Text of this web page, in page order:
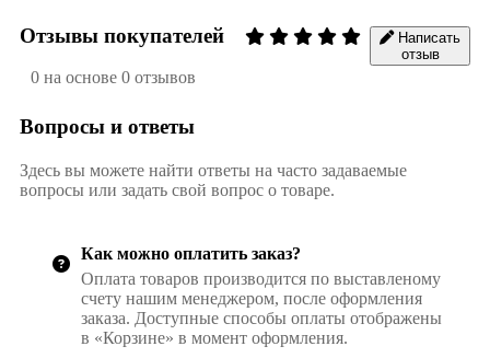
Отзывы покупателей
0 на основе 0 отзывов
Написать
отзыв
Вопросы и ответы
Здесь вы можете найти ответы на часто задаваемые
вопросы или задать свой вопрос о товаре.
Как можно оплатить заказ?
Оплата товаров производится по выставленому
счету нашим менеджером, после оформления
заказа. Доступные способы оплаты отображены
в «Корзине» в момент оформления.